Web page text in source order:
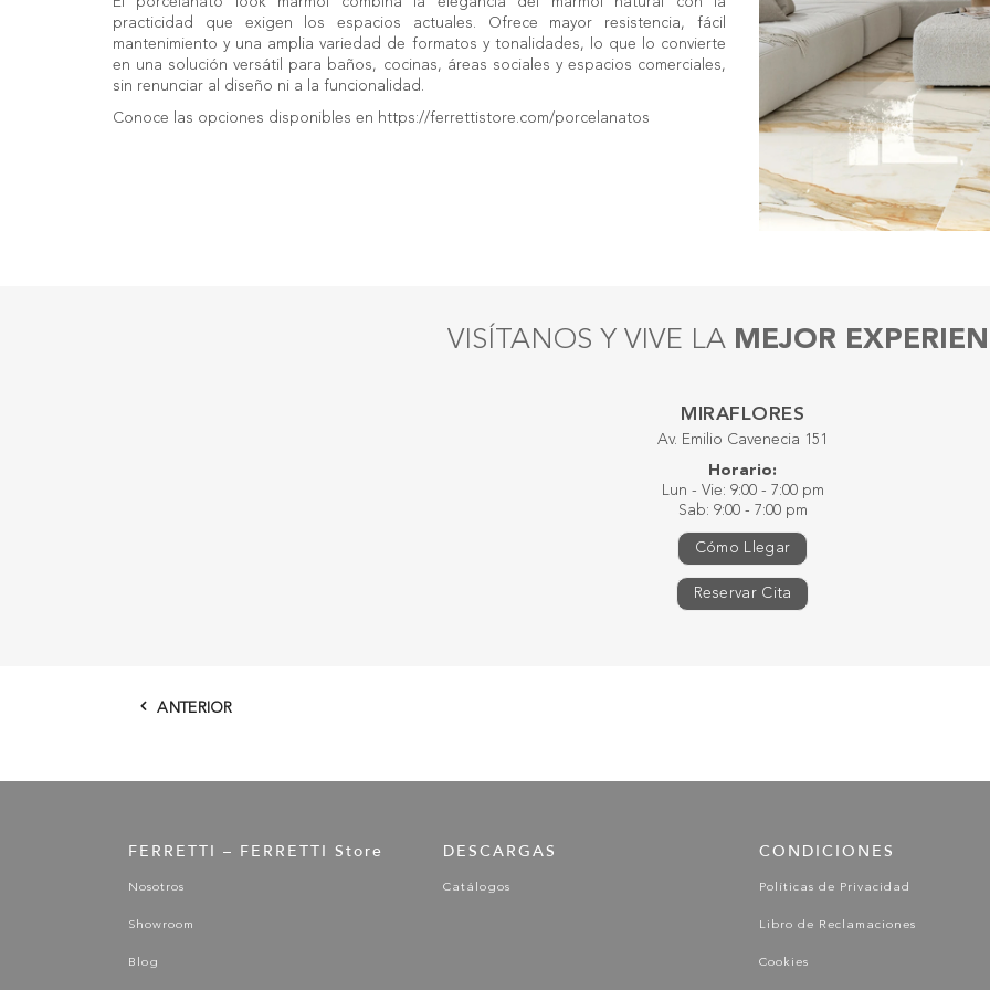
practicidad que exigen los espacios actuales. Ofrece mayor resistencia, fácil
mantenimiento y una amplia variedad de formatos y tonalidades, lo que lo convierte
en una solución versátil para baños, cocinas, áreas sociales y espacios comerciales,
sin renunciar al diseño ni a la funcionalidad.
Conoce las opciones disponibles en https://ferrettistore.com/porcelanatos
VISÍTANOS Y VIVE LA MEJOR
MIRAFLORES
Av. Emilio Cavenecia 151
Horario:
Lun - Vie: 9:00 - 7:00 pm
Sab: 9:00 - 7:00 pm
Cómo Llegar
Reservar Cita
ANTERIOR
FERRETTI – FERRETTI Store
Nosotros
Showroom
Blog
DESCARGAS
Catálogos
CONDICIONES
Políticas de Privacidad
Libro de Reclamaciones
Cookies